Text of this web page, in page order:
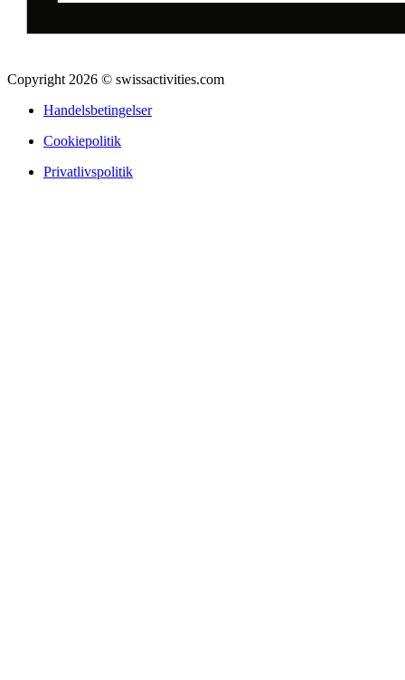
Copyright 2026 © swissactivities.com
Handelsbetingelser
Cookiepolitik
Privatlivspolitik